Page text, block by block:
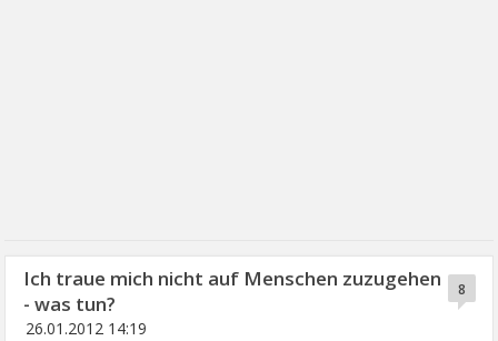
8
Ich traue mich nicht auf Menschen zuzugehen
- was tun?
26.01.2012 14:19